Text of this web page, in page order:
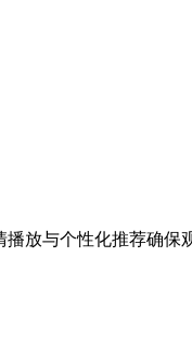
放与个性化推荐确保